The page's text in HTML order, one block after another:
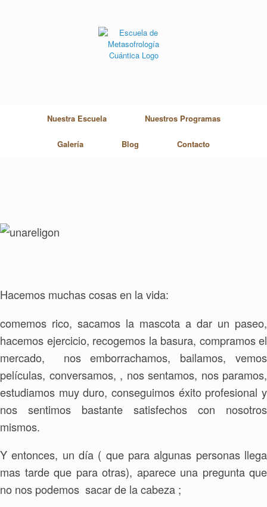
Nuestra Escuela Nuestros Programas
Galería Blog Contacto
Hacemos muchas cosas en la vida:
comemos rico, sacamos la mascota a dar un paseo,
hacemos ejercicio, recogemos la basura, compramos el
mercado, nos emborrachamos, bailamos, vemos
películas, conversamos, , nos sentamos, nos paramos,
estudiamos muy duro, conseguimos éxito profesional y
nos sentimos bastante satisfechos con nosotros
mismos.
Y entonces, un día ( que para algunas personas llega
mas tarde que para otras), aparece una pregunta que
no nos podemos sacar de la cabeza ;